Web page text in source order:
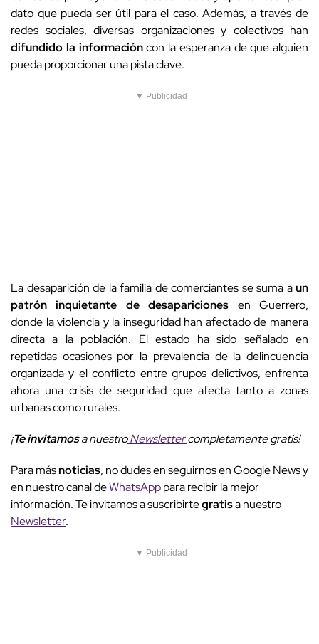
dato que pueda ser útil para el caso. Además, a través de
redes sociales, diversas organizaciones y colectivos han
difundido la informacióncon la esperanza de que alguien
pueda proporcionar una pista clave.
▼ Publicidad
La desaparición de la familia de comerciantes se suma aun
patrón inquietante de desapariciones en Guerrero,
donde la violencia y la inseguridad han afectado de manera
directa a la población. El estado ha sido señalado en
repetidas ocasiones por la prevalencia de la delincuencia
organizada y el conflicto entre grupos delictivos, enfrenta
ahora una crisis de seguridad que afecta tanto a zonas
urbanas como rurales.
¡Te invitamosa nuestroNewslettercompletamente gratis!
Para másnoticias, no dudes en seguirnos en Google News y
en nuestro canal deWhatsApppara recibir la mejor
información. Te invitamos a suscribirtegratisa nuestro
Newsletter.
▼ Publicidad